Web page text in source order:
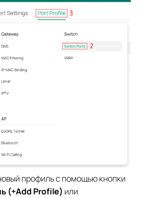
профиль с помощью кнопки
(+Add Profile) или